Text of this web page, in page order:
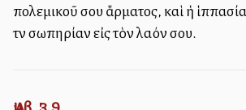
πολεμικοῦ σου ἅρματος, καὶ ἡ
τὴν σωπηρίαν εἰς τὸν λαόν σου.